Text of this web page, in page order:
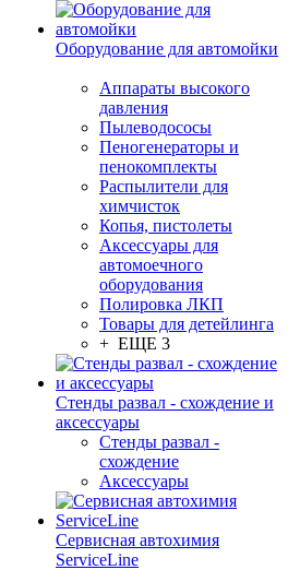
Оборудование для автомойки
Аппараты высокого
давления
Пылеводососы
Пеногенераторы и
пенокомплекты
Распылители для
химчисток
Копья, пистолеты
Аксессуары для
автомоечного
оборудования
Полировка ЛКП
Товары для детейлинга
+ ЕЩЕ 3
Стенды развал - схождение и
аксессуары
Стенды развал -
схождение
Аксессуары
Сервисная автохимия
ServiceLine